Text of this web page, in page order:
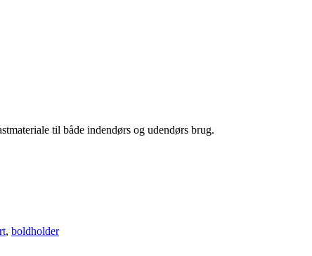
til både indendørs og udendørs brug.
, boldholder